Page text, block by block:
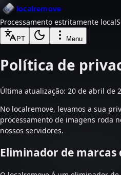
localremove
Processamento estritamente local
PT Menu
Política de
Última atualização: 20 de abril de
No localremove, levamos a sua
processamento de imagens roda
nossos servidores.
Eliminador de marcas